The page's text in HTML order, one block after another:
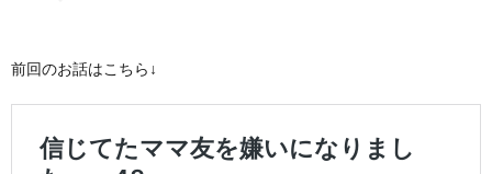
前回のお話はこちら↓